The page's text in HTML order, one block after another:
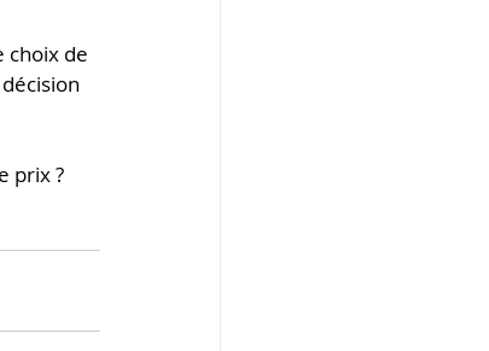
choix de
prix ?